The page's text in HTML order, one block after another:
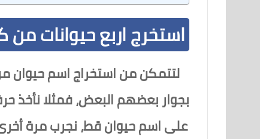
استخرج اربع حيوانات من
لتتمكن من استخراج اسم حيوان
بجوار بعضهم البعض، فمثلا
على اسم حيوان قط، نجرب مرة